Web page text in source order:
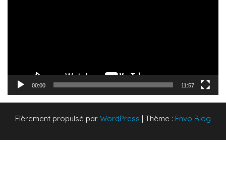
00:00 11:57
Fièrement propulsé par WordPress | Thème : Envo Blog